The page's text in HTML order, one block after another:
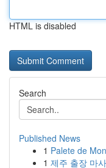
HTML is disabled
Search
Published News
1 Palete de
1 제주 출장 마